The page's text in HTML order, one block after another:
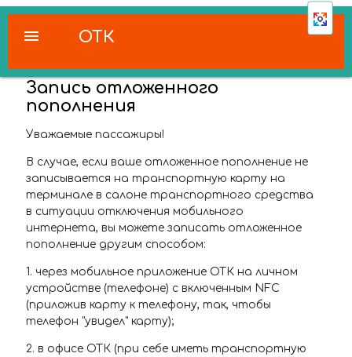
ОТК
menu
Запись отложенного
пополнения
Уважаемые пассажиры!
В случае, если ваше отложенное пополнение не
записывается на транспортную карту на
терминале в салоне транспортного средства
в ситуации отключения мобильного
интернета, вы можете записать отложенное
пополнение другим способом:
1. через мобильное приложение ОТК на личном
устройстве (телефоне) с включенным NFC
(приложив карту к телефону, так, чтобы
телефон "увидел" карту);
2. в офисе ОТК (при себе иметь транспортную